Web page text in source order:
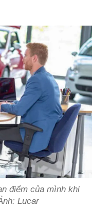
điểm của mình khi
Lucar